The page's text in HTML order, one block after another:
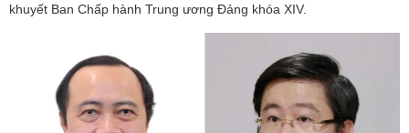
khuyết Ban Chấp hành Trung ương Đảng khóa XIV.